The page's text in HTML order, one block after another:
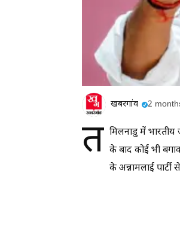
खबरगांव 2
त मिलनाडु में भारतीय
के बाद कोई भी
के अन्नामलाई